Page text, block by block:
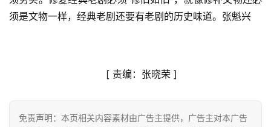
济
须是文物一样，经典老剧还要有老剧的历史味道。张魁兴
[ 责编：张晓荣 ]
免责声明：本页相关内容素材由广告主提供，广告主对本广告